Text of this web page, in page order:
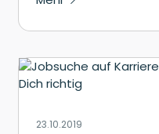
23.10.2019